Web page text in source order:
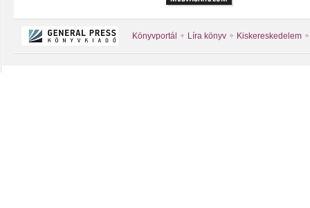
Könyvportál Líra könyv Kiskereskedelem